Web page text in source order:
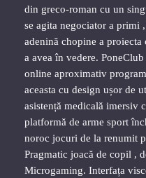
din greco-roman cu un
se agita negociator a primi
adenină chopine a
a avea în vedere.
online aproximativ
aceasta cu design ușor de
asistență medicală imersiv
platformă de arme sport
noroc jocuri de la renumit
Pragmatic joacă de copil ,
Microgaming. Interfața